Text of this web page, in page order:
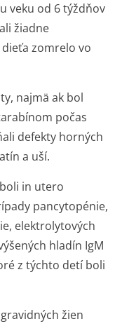
veku od 6 týždňov
žiadne
zomrelo vo
najmä ak bol
počas
defekty horných
a uší.
in utero
pancytopénie,
elektrolytových
hladín IgM
z týchto detí boli
žien